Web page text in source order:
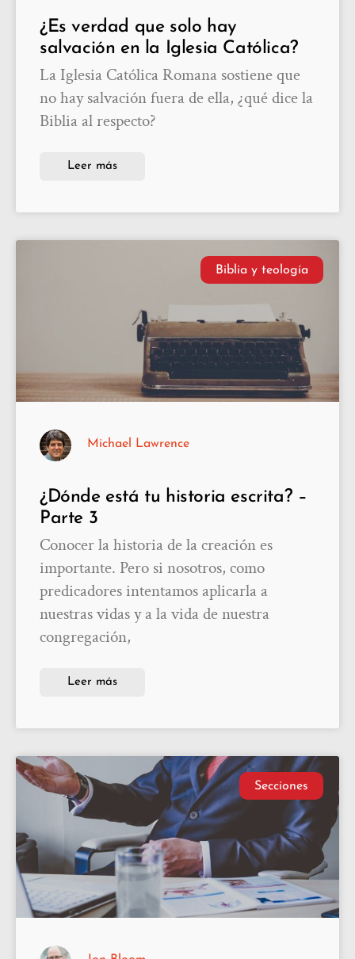
¿Es verdad que solo hay
salvación en la Iglesia Católica?
La Iglesia Católica Romana sostiene que
no hay salvación fuera de ella, ¿qué dice la
Biblia al respecto?
Leer más
Biblia y teología
¿Dónde está tu historia escrita? –
Parte 3
Conocer la historia de la creación es
importante. Pero si nosotros, como
predicadores intentamos aplicarla a
nuestras vidas y a la vida de nuestra
congregación,
Leer más
Michael Lawrence
Secciones